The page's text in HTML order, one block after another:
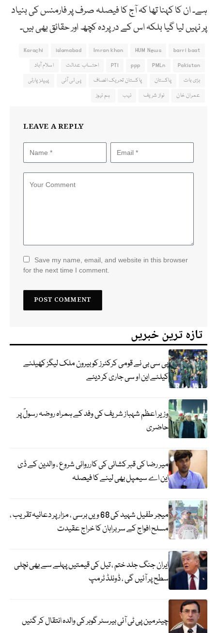
ہے۔ ان کا کہنا تھا کہ آج کا فیصلہ صرف پر فارمنس کی بنیاد
پر نہیں لیا گیا بلکہ اس کے درپردہ کچھ اور حقائق بھی ہیں۔
barri baat
HUM News
Imran khan
islamabad
Karachi
Pakistan
PMLn
ppp
PTI احتساب عدالت
اسلام آباد
بڑی بات
پاکستان پاکستان تحریک انصاف پی ٹی آئی
پیپلزپارٹی
عمران خان
نواز شریف نیب ہم نیوز
LEAVE A REPLY
Save my name, email, and website in this browser
for the next time I comment.
تازہ ترین خبریں
پی سی بی نے قومی کرکٹرز کو بیرون ملک لیگز کھیلنے
کیلئے این او سی جاری کر دیئے
وزیر اعظم شہباز شریف کی وفد کے ہمراہ روضہ رسولؐ پر
حاضری
میر رضا کی قبر کشائی کی کارروائی شروع ، والدین کے ڈی
این اے سیمپل بھی لینے کا فیصلہ
میجر طفیل شہید کی 68 ویں برسی ، مزار پر دعائیہ تقریب ،
مسلح افواج کے سربراہان کا خراج عقیدت
ایران جنگ جلد ختم ، تیل کی قیمتیں پہلے سے بھی نچلی
سطح پر آئیں گی ، ڈونلڈ ٹرمپ
چیئرمین پی ٹی آئی بیرسٹر گوہر کی والدہ انتقال کر گئیں